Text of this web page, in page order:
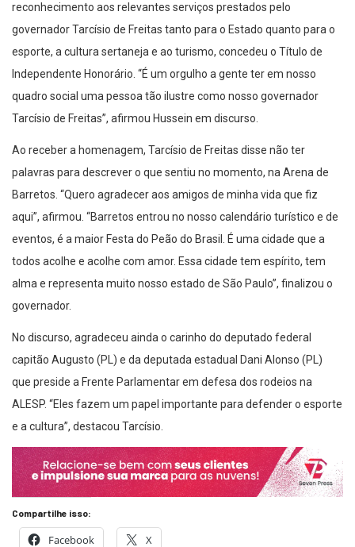
reconhecimento aos relevantes serviços prestados pelo
governador Tarcísio de Freitas tanto para o Estado quanto para o
esporte, a cultura sertaneja e ao turismo, concedeu o Título de
Independente Honorário. “É um orgulho a gente ter em nosso
quadro social uma pessoa tão ilustre como nosso governador
Tarcísio de Freitas”, afirmou Hussein em discurso.
Ao receber a homenagem, Tarcísio de Freitas disse não ter
palavras para descrever o que sentiu no momento, na Arena de
Barretos. “Quero agradecer aos amigos de minha vida que fiz
aqui”, afirmou. “Barretos entrou no nosso calendário turístico e de
eventos, é a maior Festa do Peão do Brasil. É uma cidade que a
todos acolhe e acolhe com amor. Essa cidade tem espírito, tem
alma e representa muito nosso estado de São Paulo”, finalizou o
governador.
No discurso, agradeceu ainda o carinho do deputado federal
capitão Augusto (PL) e da deputada estadual Dani Alonso (PL)
que preside a Frente Parlamentar em defesa dos rodeios na
ALESP. “Eles fazem um papel importante para defender o esporte
e a cultura”, destacou Tarcísio.
Compartilhe isso:
Facebook X